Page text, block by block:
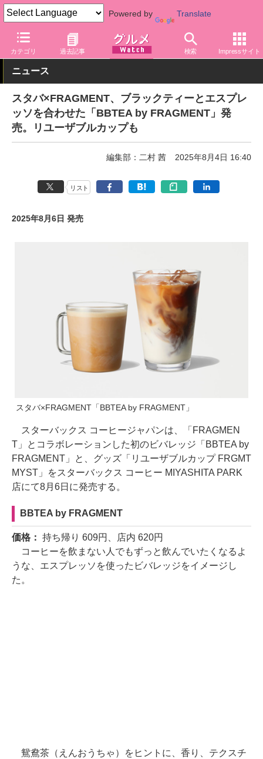
Powered by Translate
カテゴリ 過去記事 検索 Impressサイト
グルメ Watch 店舗 カフェ スターバックス
ニュース
スタバ×FRAGMENT、ブラックティーとエスプレ
ッソを合わせた「BBTEA by FRAGMENT」発
売。リユーザブルカップも
編集部：二村 茜 2025年8月4日 16:40
リスト
2025年8月6日 発売
スタバ×FRAGMENT「BBTEA by FRAGMENT」
スターバックス コーヒージャパンは、「FRAGMEN
T」とコラボレーションした初のビバレッジ「BBTEA by
FRAGMENT」と、グッズ「リユーザブルカップ FRGMT
MYST」をスターバックス コーヒー MIYASHITA PARK
店にて8月6日に発売する。
BBTEA by FRAGMENT
価格： 持ち帰り 609円、店内 620円
コーヒーを飲まない人でもずっと飲んでいたくなるよ
うな、エスプレッソを使ったビバレッジをイメージし
た。
鴛鴦茶（えんおうちゃ）をヒントに、香り、テクスチ